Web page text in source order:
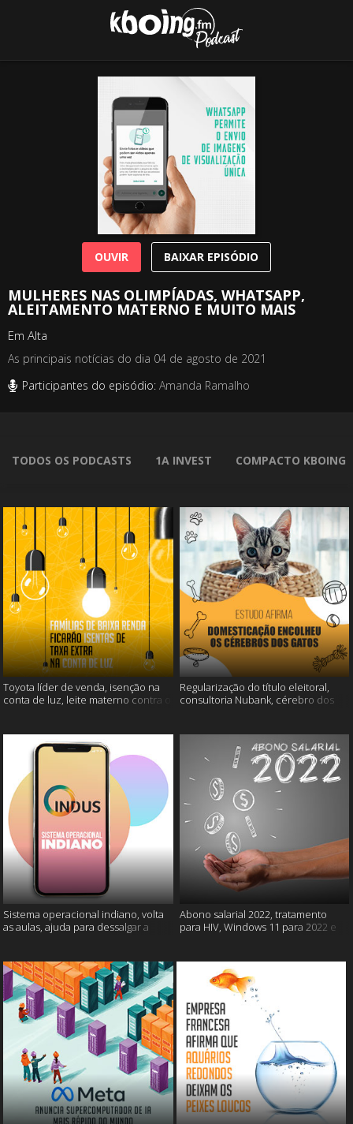
MULHERES NAS OLIMPÍADAS, WHATSAPP,
ALEITAMENTO MATERNO E MUITO MAIS
Em Alta
As principais notícias do dia 04 de agosto de 2021
Participantes do episódio: Amanda Ramalho
OUVIR BAIXAR EPISÓDIO
TODOS OS PODCASTS 1A INVEST COMPACTO KBOING
Toyota líder de venda, isenção na
conta de luz, leite materno contra o
Regularização do título eleitoral,
consultoria Nubank, cérebro dos
Sistema operacional indiano, volta
as aulas, ajuda para dessalgar a
Abono salarial 2022, tratamento
para HIV, Windows 11 para 2022 e